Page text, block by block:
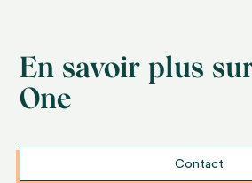
En savoir plus
One
Contact